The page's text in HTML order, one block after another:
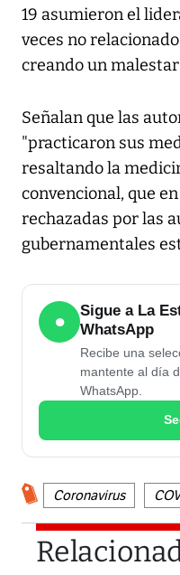
19 asumieron el
veces no
creando un
Señalan que las
"practicaron sus
resaltando la
convencional, que
rechazadas por las
gubernamentales
●
Sigue a La
WhatsApp
Recibe una
mantente al día
WhatsApp.
Coronavirus